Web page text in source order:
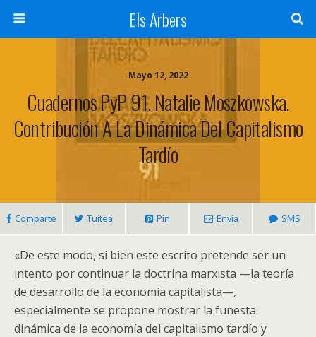
Els Arbers
Mayo 12, 2022
Cuadernos PyP 91. Natalie Moszkowska.
Contribución A La Dinámica Del Capitalismo
Tardío
Comparte Tuitea Pin Envía SMS
«De este modo, si bien este escrito pretende ser un
intento por continuar la doctrina marxista —la teoría
de desarrollo de la economía capitalista—,
especialmente se propone mostrar la funesta
dinámica de la economía del capitalismo tardío y